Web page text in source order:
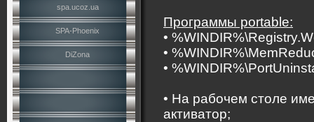
spa.ucoz.ua
SPA-Phoenix
DiZona
Программы portable:
•
•
•
• На рабочем столе
активатор;